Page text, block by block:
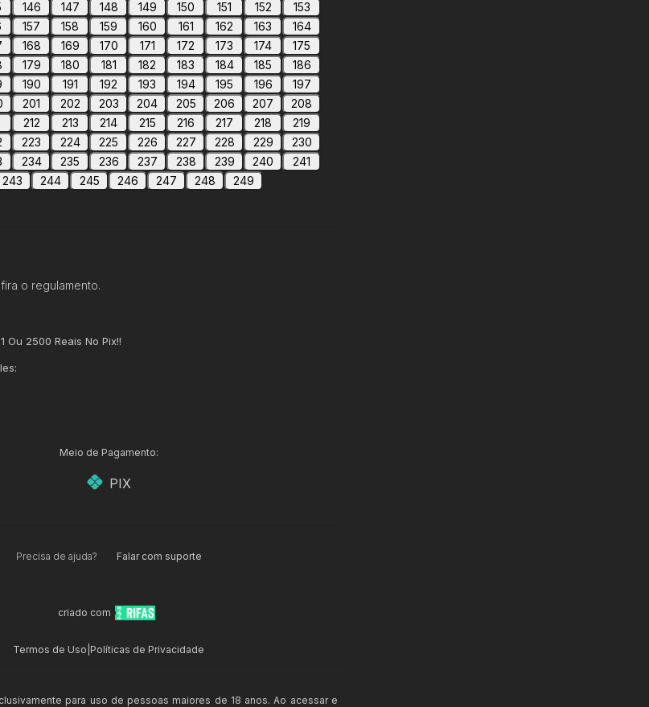
146 147 148 149 150 151 152
153
157 158 159 160 161 162 163
164
168 169 170 171 172 173 174
175
179 180 181 182 183 184 185
186
190 191 192 193 194 195 196
197
201 202 203 204 205 206 207
208
212 213 214 215 216 217 218
219
223 224 225 226 227 228 229
230
234 235 236 237 238 239 240
241
243 244 245 246 247 248 249
o regulamento.
Ou 2500 Reais No Pix!!
Meio de Pagamento:
PIX
Precisa de ajuda? Falar com suporte
criado com
Termos de Uso Políticas de Privacidade
para uso de pessoas maiores de 18 anos. Ao acessar e